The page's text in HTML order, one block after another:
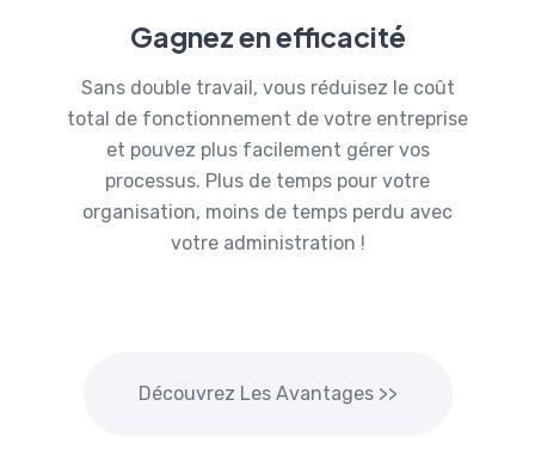
Gagnez en efficacité
Sans double travail, vous réduisez le coût
total de fonctionnement de votre entreprise
et pouvez plus facilement gérer vos
processus. Plus de temps pour votre
organisation, moins de temps perdu avec
votre administration !
Découvrez Les Avantages >>